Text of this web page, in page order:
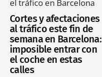
Cortes y afectaciones
al tráfico este fin de
semana en Barcelona:
imposible entrar con
el coche en estas
calles